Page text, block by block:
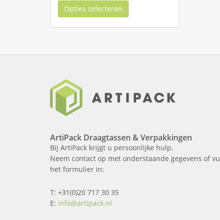
Opties selecteren
ArtiPack Draagtassen & Verpakkingen
Bij ArtiPack krijgt u persoonlijke hulp.
Neem contact op met onderstaande gegevens of
het formulier in:
T: +31(0)20 717 30 35
E: info@artipack.nl